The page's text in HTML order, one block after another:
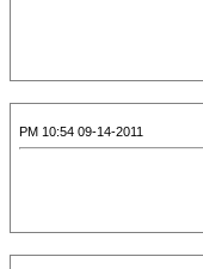
09-14-2011 10:54 PM